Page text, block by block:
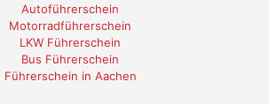
Autoführerschein
Motorradführerschein
LKW Führerschein
Bus Führerschein
Führerschein in Aachen